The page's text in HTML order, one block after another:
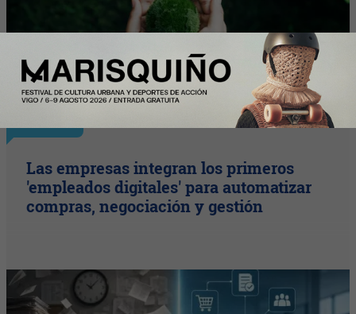
Las empresas integran los primeros
'empleados digitales' para automatizar
compras, negociación y gestión